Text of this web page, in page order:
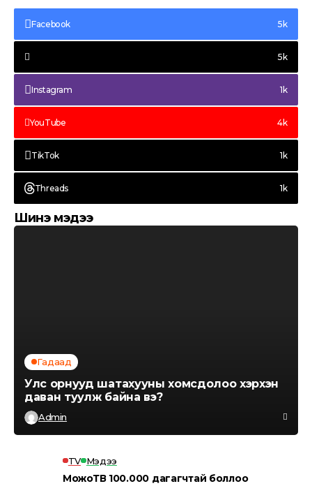
бууруулж жинхэнэ
утгаар “нурууг
тэнийлгэх”
шинэчлэл хийх цаг
Facebook 5k
5k
Instagram 1k
YouTube 4k
TikTok 1k
Threads 1k
Шинэ мэдээ
Гадаад
Улс орнууд шатахууны хомсдолоо хэрхэн
даван туулж байна вэ?
Admin
TV Мэдээ
МожоТВ 100.000 дагагчтай боллоо